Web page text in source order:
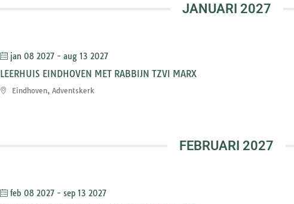
JANUARI 2027
jan 08 2027 - aug 13 2027
LEERHUIS EINDHOVEN MET RABBIJN TZVI MARX
Eindhoven, Adventskerk
FEBRUARI 2027
feb 08 2027 - sep 13 2027